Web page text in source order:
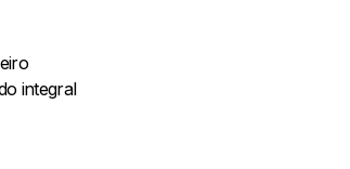
integral